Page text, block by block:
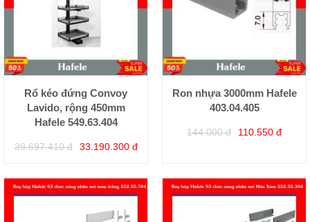
Rổ kéo đứng Convoy
Lavido, rộng 450mm
Hafele 549.63.404
39.697.410 đ 33.190.300 đ
Ron nhựa 3000mm Hafele
403.04.405
144.000 đ 110.550 đ